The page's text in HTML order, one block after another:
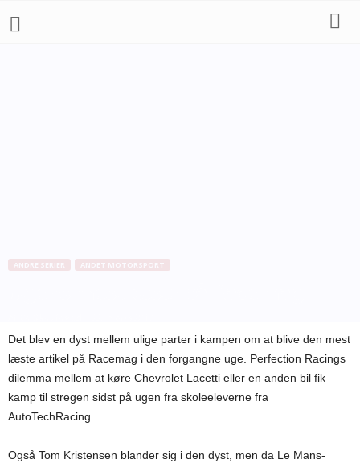
ANDRE SERIER ANDET MOTORSPORT
Det blev en dyst mellem ulige parter i kampen om at blive den mest
læste artikel på Racemag i den forgangne uge. Perfection Racings
dilemma mellem at køre Chevrolet Lacetti eller en anden bil fik
kamp til stregen sidst på ugen fra skoleeleverne fra
AutoTechRacing.
Også Tom Kristensen blander sig i den dyst, men da Le Mans-